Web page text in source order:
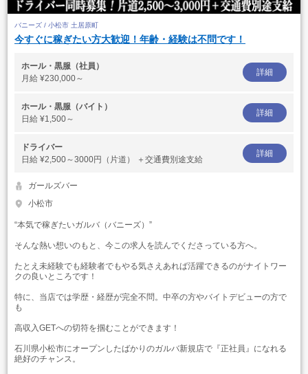
バニーズ / 小松市 土居原町
今すぐに稼ぎたい方大歓迎！年齢・経験は不問です！
ホール・黒服（社員）
月給 ¥230,000～
詳細
ホール・黒服（バイト）
日給 ¥1,500～
詳細
ドライバー
日給 ¥2,500～3000円（片道） ＋交通費別途支給
詳細
ガールズバー
小松市
“本気で稼ぎたいガルバ（バニーズ）”
そんな熱い想いのもと、今この求人を読んでくださっている方へ。
たとえ未経験でも経験者でもやる気さえあれば活躍できるのがナイトワー
クの良いところです！
特に、当店では学歴・経歴が完全不問。中卒の方やバイトデビューの方で
も
高収入GETへの切符を掴むことができます！
石川県小松市にオープンしたばかりのガルバ新規店で『正社員』になれる
絶好のチャンス。